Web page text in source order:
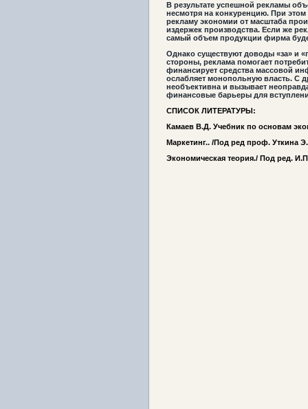
В результате успешной рекламы
несмотря на конкуренцию. При
рекламу экономии от масштаба
издержек производства. Если же
самый объем продукции фирма
Однако существуют доводы «за» и
стороны, реклама помогает
финансирует средства массовой
ослабляет монопольную власть. С
необъективна и вызывает
финансовые барьеры для
СПИСОК ЛИТЕРАТУРЫ:
Камаев В.Д. Учебник по основам
Маркетинг.. /Под ред проф. Уткина
Экономическая теория./ Под ред.